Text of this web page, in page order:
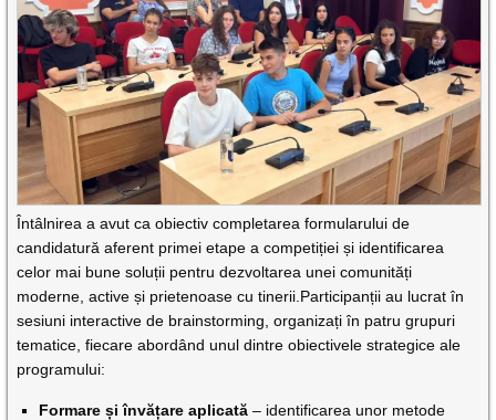
Întâlnirea a avut ca obiectiv completarea formularului de
candidatură aferent primei etape a competiției și identificarea
celor mai bune soluții pentru dezvoltarea unei comunități
moderne, active și prietenoase cu tinerii.Participanții au lucrat în
sesiuni interactive de brainstorming, organizați în patru grupuri
tematice, fiecare abordând unul dintre obiectivele strategice ale
programului:
Formare și învățare aplicată – identificarea unor metode